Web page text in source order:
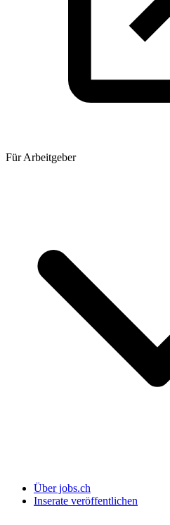
Für Arbeitgeber
Über jobs.ch
Inserate veröffentlichen